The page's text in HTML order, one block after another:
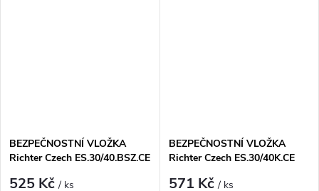
BEZPEČNOSTNÍ VLOŽKA
Richter Czech ES.30/40.BSZ.CE
525 Kč/ ks
BEZPEČNOSTNÍ VLOŽKA
Richter Czech ES.30/40K.CE
571 Kč/ ks